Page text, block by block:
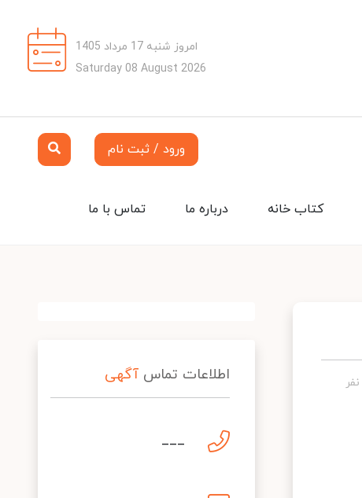
امروز شنبه 17 مرداد 1405
Saturday 08 August 2026
ورود / ثبت نام
تماس با ما درباره ما کتاب خانه
اطلاعات تماس آگهی
___